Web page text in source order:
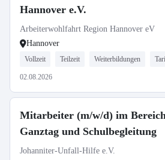
Hannover e.V.
Arbeiterwohlfahrt Region Hannover eV
Hannover
Vollzeit Teilzeit Weiterbildungen
02.08.2026
Mitarbeiter (m/w/d) im
Ganztag und Schulbegleitung
Johanniter-Unfall-Hilfe e.V.